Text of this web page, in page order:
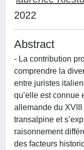
2022
Abstract
- La contribution
comprendre la
entre juristes
qu’elle est connue
allemande du
transalpine et
raisonnement
des facteurs